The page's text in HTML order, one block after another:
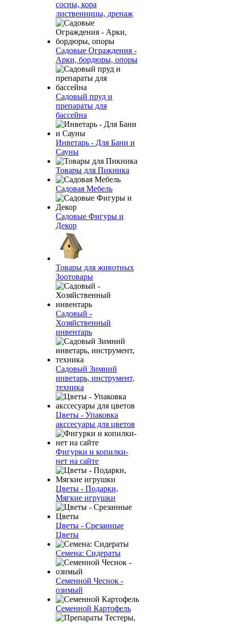
сосны, кора
лиственницы, дренаж
Садовые Ограждения -
Арки, бордюры, опоры
Садовый пруд и
препараты для
бассейна
Инветарь - Для Бани и
Сауны
Товары для Пикника
Садовая Мебель
Садовые Фигуры и
Декор
Товары для животных
Зоотовары
Садовый -
Хозяйственный
инвентарь
Садовый Зимний
инветарь, инструмент,
техника
Цветы - Упаковка
акссесуары для цветов
Фигурки и копилки-
нет на сайте
Цветы - Подарки,
Мягкие игрушки
Цветы - Срезанные
Цветы
Семена: Сидераты
Семенной Чеснок -
озимый
Семенной Картофель